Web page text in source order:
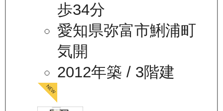
歩34分
愛知県弥富市鯏浦町
気開
2012年築 / 3階建